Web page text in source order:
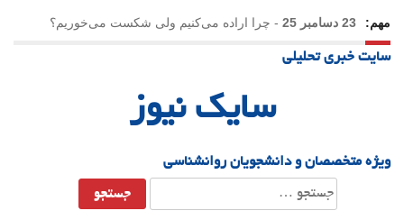
مهم: 23 دسامبر 25 - چرا اراده می‌کنیم ولی شکست می‌خوریم؟
21 دسامبر 25
سایت خبری تحلیلی
سایک نیوز
ویژه متخصصان و دانشجویان روانشناسی
جستجو
برای: